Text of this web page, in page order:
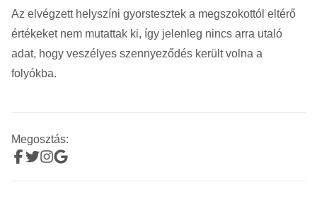
Az elvégzett helyszíni gyorstesztek a megszokottól eltérő
értékeket nem mutattak ki, így jelenleg nincs arra utaló
adat, hogy veszélyes szennyeződés került volna a
folyókba.
Megosztás: